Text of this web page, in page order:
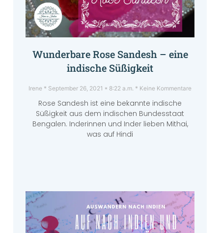
Wunderbare Rose Sandesh – eine
indische Süßigkeit
Irene September 26, 2021 8:22 a.m. Keine Kommentare
Rose Sandesh ist eine bekannte indische
Süßigkeit aus dem indischen Bundesstaat
Bengalen. Inderinnen und Inder lieben Mithai,
was auf Hindi